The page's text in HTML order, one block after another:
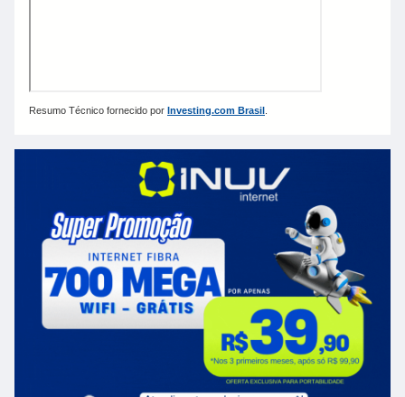
Resumo Técnico fornecido por Investing.com Brasil .